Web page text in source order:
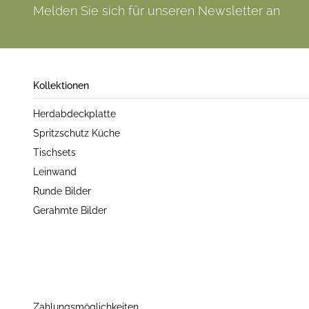
Melden Sie sich für unseren Newsletter an
Kollektionen
Herdabdeckplatte
Spritzschutz Küche
Tischsets
Leinwand
Runde Bilder
Gerahmte Bilder
Zahlungsmöglichkeiten